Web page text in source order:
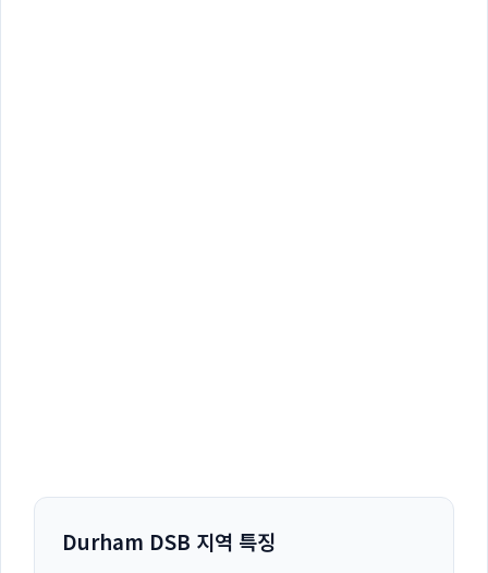
Durham DSB 지역 특징